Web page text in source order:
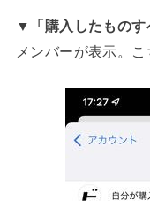
▼ 「購入したものす
メンバーが表示。こ